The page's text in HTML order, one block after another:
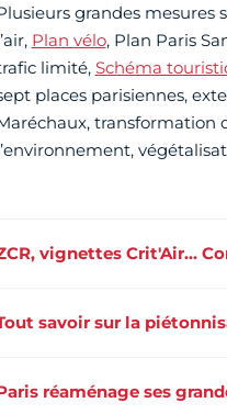
grandes mesures
Plan vélo, Plan Paris
limité, Schéma
places parisiennes,
transformation
vignettes Crit'Air…
savoir sur la
réaménage ses